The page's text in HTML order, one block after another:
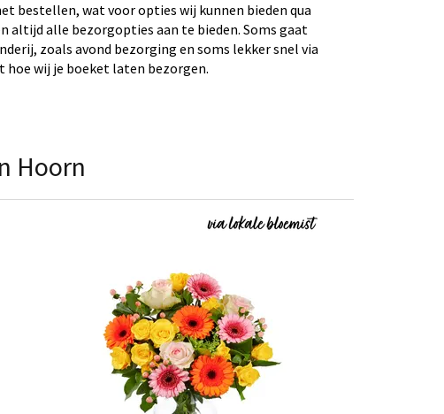
bestellen, wat voor opties wij kunnen bieden qua
altijd alle bezorgopties aan te bieden. Soms gaat
zoals avond bezorging en soms lekker snel via
hoe wij je boeket laten bezorgen.
Hoorn